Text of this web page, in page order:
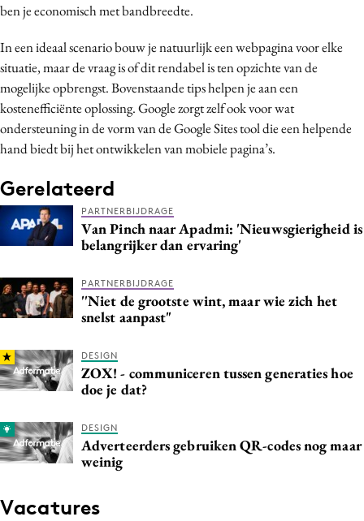
ben je economisch met bandbreedte.
In een ideaal scenario bouw je natuurlijk een webpagina voor elke
situatie, maar de vraag is of dit rendabel is ten opzichte van de
mogelijke opbrengst. Bovenstaande tips helpen je aan een
kostenefficiënte oplossing. Google zorgt zelf ook voor wat
ondersteuning in de vorm van de Google Sites tool die een helpende
hand biedt bij het ontwikkelen van mobiele pagina’s.
Gerelateerd
PARTNERBIJDRAGE
Van Pinch naar Apadmi: 'Nieuwsgierigheid is
belangrijker dan ervaring'
PARTNERBIJDRAGE
''Niet de grootste wint, maar wie zich het
snelst aanpast"
DESIGN
ZOX! - communiceren tussen generaties hoe
doe je dat?
DESIGN
Adverteerders gebruiken QR-codes nog maar
weinig
Vacatures